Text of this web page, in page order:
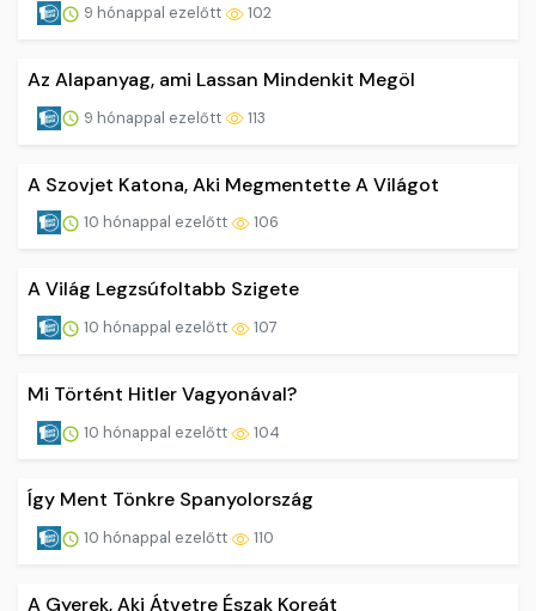
9 hónappal ezelőtt 102
Az Alapanyag, ami Lassan Mindenkit Megöl
9 hónappal ezelőtt 113
A Szovjet Katona, Aki Megmentette A Világot
10 hónappal ezelőtt 106
A Világ Legzsúfoltabb Szigete
10 hónappal ezelőtt 107
Mi Történt Hitler Vagyonával?
10 hónappal ezelőtt 104
Így Ment Tönkre Spanyolország
10 hónappal ezelőtt 110
A Gyerek, Aki Átvetre Észak Koreát